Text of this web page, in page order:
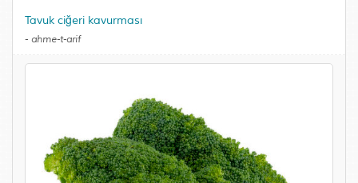
Tavuk ciğeri kavurması
- ahme-t-arif